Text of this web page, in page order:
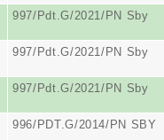
997/Pdt.G/2021/PN Sby
997/Pdt.G/2021/PN Sby
997/Pdt.G/2021/PN Sby
996/PDT.G/2014/PN SBY